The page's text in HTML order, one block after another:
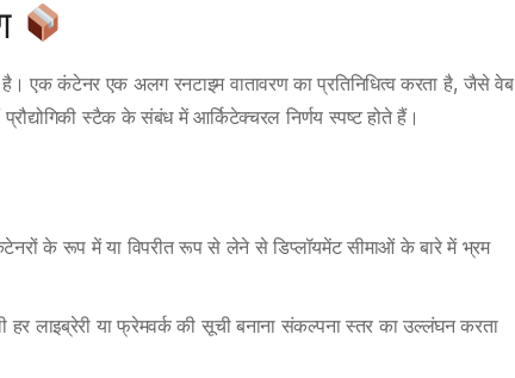
एक कंटेनर एक अलग रनटाइम वातावरण का प्रतिनिधित्व करता है, जैसे वेब
स्टैक के संबंध में आर्किटेक्चरल निर्णय स्पष्ट होते हैं।
के रूप में या विपरीत रूप से लेने से डिप्लॉयमेंट सीमाओं के बारे में भ्रम
लाइब्रेरी या फ्रेमवर्क की सूची बनाना संकल्पना स्तर का उल्लंघन करता